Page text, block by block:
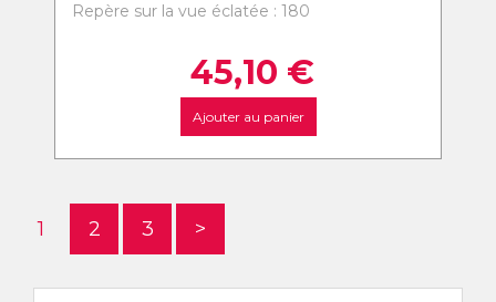
Repère sur la vue éclatée : 180
45,10 €
Ajouter au panier
1 2 3 >